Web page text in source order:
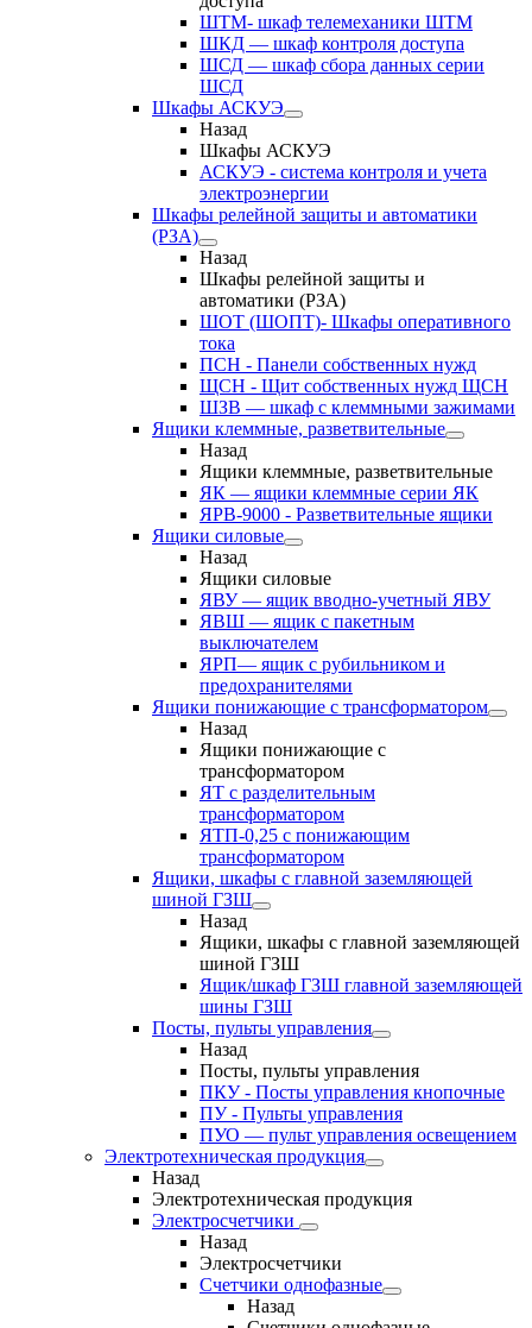
ШТМ- шкаф телемеханики ШТМ
ШКД — шкаф контроля доступа
ШСД — шкаф сбора данных серии
ШСД
Шкафы АСКУЭ
Назад
Шкафы АСКУЭ
АСКУЭ - система контроля и учета
электроэнергии
Шкафы релейной защиты и автоматики
(РЗА)
Назад
Шкафы релейной защиты и
автоматики (РЗА)
ШОТ (ШОПТ)- Шкафы оперативного
тока
ПСН - Панели собственных нужд
ЩСН - Щит собственных нужд ЩСН
ШЗВ — шкаф с клеммными зажимами
Ящики клеммные, разветвительные
Назад
Ящики клеммные, разветвительные
ЯК — ящики клеммные серии ЯК
ЯРВ-9000 - Разветвительные ящики
Ящики силовые
Назад
Ящики силовые
ЯВУ — ящик вводно-учетный ЯВУ
ЯВШ — ящик с пакетным
выключателем
ЯРП— ящик с рубильником и
предохранителями
Ящики понижающие с трансформатором
Назад
Ящики понижающие с
трансформатором
ЯТ с разделительным
трансформатором
ЯТП-0,25 с понижающим
трансформатором
Ящики, шкафы с главной заземляющей
шиной ГЗШ
Назад
Ящики, шкафы с главной заземляющей
шиной ГЗШ
Ящик/шкаф ГЗШ главной заземляющей
шины ГЗШ
Посты, пульты управления
Назад
Посты, пульты управления
ПКУ - Посты управления кнопочные
ПУ - Пульты управления
ПУО — пульт управления освещением
Электротехническая продукция
Назад
Электротехническая продукция
Электросчетчики
Назад
Электросчетчики
Счетчики однофазные
Назад